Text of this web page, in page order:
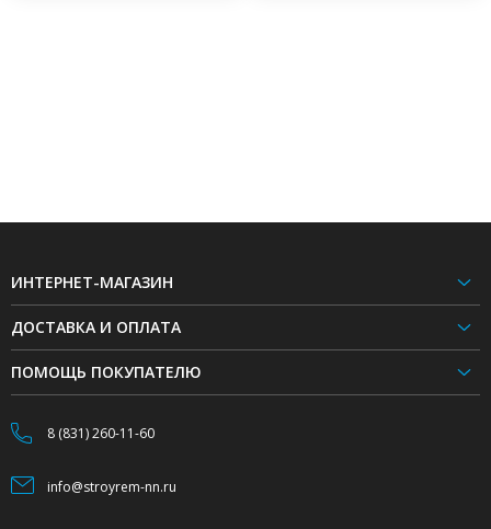
ИНТЕРНЕТ-МАГАЗИН
ДОСТАВКА И ОПЛАТА
ПОМОЩЬ ПОКУПАТЕЛЮ
8 (831) 260-11-60
info@stroyrem-nn.ru